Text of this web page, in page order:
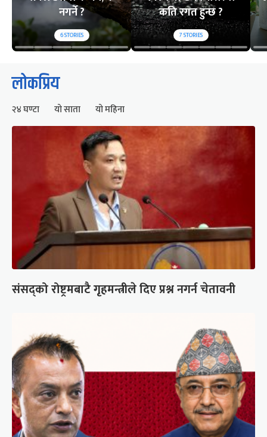
नगर्ने ?
6STORIES
कति रगत हुन्छ ?
7STORIES
लोकप्रिय
२४ घण्टा यो साता यो महिना
संसद्को रोष्ट्रमबाटै गृहमन्त्रीले दिए प्रश्न नगर्न चेतावनी